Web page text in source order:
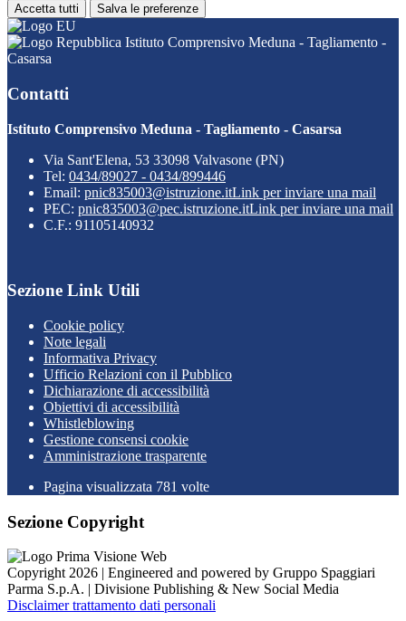
Accetta tutti Salva le preferenze
Istituto Comprensivo Meduna - Tagliamento -
Casarsa
Contatti
Istituto Comprensivo Meduna - Tagliamento - Casarsa
Via Sant'Elena, 53 33098 Valvasone (PN)
Tel: 0434/89027 - 0434/899446
Email: pnic835003@istruzione.itLink per inviare una mail
PEC: pnic835003@pec.istruzione.itLink per inviare una mail
C.F.: 91105140932
Sezione Link Utili
Cookie policy
Note legali
Informativa Privacy
Ufficio Relazioni con il Pubblico
Dichiarazione di accessibilità
Obiettivi di accessibilità
Whistleblowing
Gestione consensi cookie
Amministrazione trasparente
Pagina visualizzata 781 volte
Sezione Copyright
Copyright 2026 | Engineered and powered by Gruppo Spaggiari
Parma S.p.A. | Divisione Publishing & New Social Media
Disclaimer trattamento dati personali